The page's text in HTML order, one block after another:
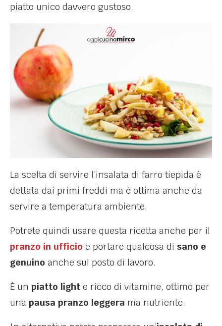
piatto unico davvero gustoso.
La scelta di servire l’insalata di farro tiepida è
dettata dai primi freddi ma è ottima anche da
servire a temperatura ambiente.
Potrete quindi usare questa ricetta anche per il
pranzo in ufficio e portare qualcosa di sano e
genuino anche sul posto di lavoro.
È un piatto light e ricco di vitamine, ottimo per
una pausa pranzo leggera ma nutriente.